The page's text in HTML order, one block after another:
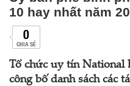
10 hay nhất năm
0
CHIA SẺ
Tổ chức uy tín National
công bố danh sách các